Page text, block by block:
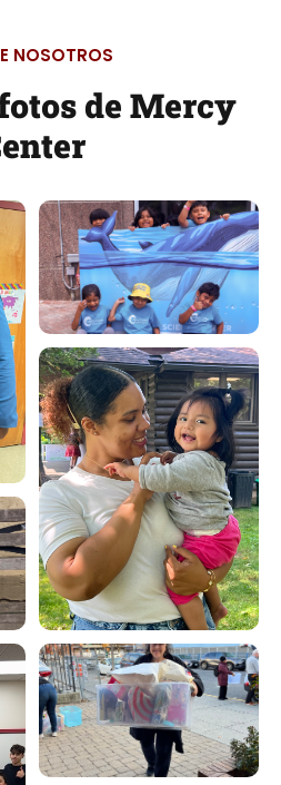
NOSOTROS
de Mercy